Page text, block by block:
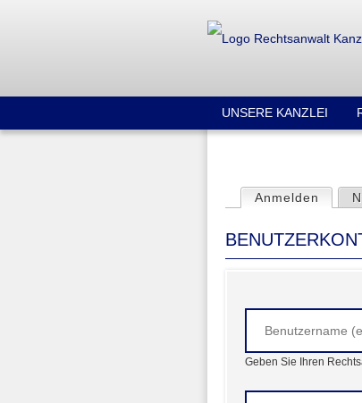
H
A
U
Anmelden
Geben Sie Ihren
UNSERE KANZLEI